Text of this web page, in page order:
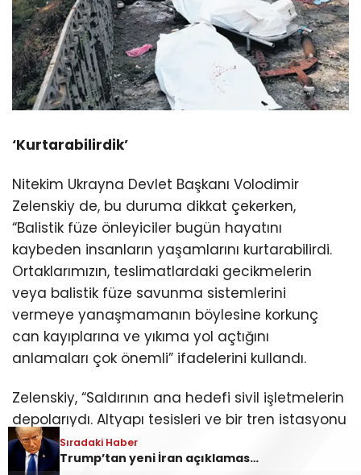
‘Kurtarabilirdik’
Nitekim Ukrayna Devlet Başkanı Volodimir
Zelenskiy de, bu duruma dikkat çekerken,
“Balistik füze önleyiciler bugün hayatını
kaybeden insanların yaşamlarını kurtarabilirdi.
Ortaklarımızın, teslimatlardaki gecikmelerin
veya balistik füze savunma sistemlerini
vermeye yanaşmamanın böylesine korkunç
can kayıplarına ve yıkıma yol açtığını
anlamaları çok önemli” ifadelerini kullandı.
Zelenskiy, “Saldırının ana hedefi sivil işletmelerin
depolarıydı. Altyapı tesisleri ve bir tren istasyonu
da vuruldu” dedi. Saldırılarda Ukraynalı yapı-
market, e-ticaret platformları ve posta şirketleri
Sıradaki Haber
Trump’tan yeni İran açıklaması! ‘Anlaşmayı tercih ediyorum’